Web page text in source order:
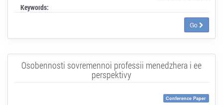
Keywords:
Go
Osobennosti sovremennoi professii menedzhera i ee
perspektivy
Conference Paper